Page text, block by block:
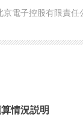
京電子控股有限責任
情況説明